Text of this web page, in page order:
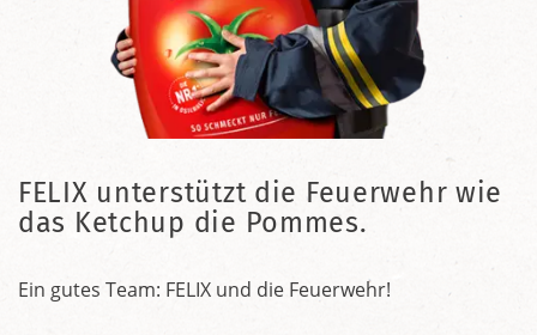
FELIX unterstützt die Feuerwehr wie
das Ketchup die Pommes.
Ein gutes Team: FELIX und die Feuerwehr!